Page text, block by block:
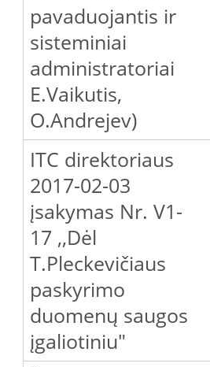
pavaduojantis ir
sisteminiai
administratoriai
E.Vaikutis,
O.Andrejev)
ITC direktoriaus
2017-02-03
įsakymas Nr. V1-
17 ,,Dėl
T.Pleckevičiaus
paskyrimo
duomenų saugos
įgaliotiniu"